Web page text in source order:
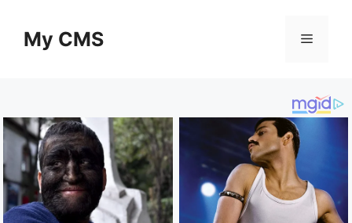
contentMy CMS Menu